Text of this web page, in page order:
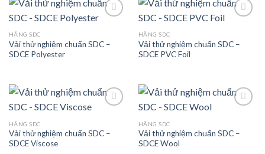
Add to
HÃNG SDC
Vải thử nghiệm chuẩn SDC –
SDCE Polyester
Add to
HÃNG SDC
Vải thử nghiệm chuẩn SDC –
SDCE PVC Foil
Add to
HÃNG SDC
Vải thử nghiệm chuẩn SDC –
SDCE Viscose
Add to
HÃNG SDC
Vải thử nghiệm chuẩn SDC –
SDCE Wool